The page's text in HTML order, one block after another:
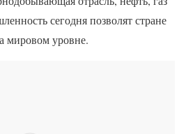
сегодня позволят стране
мировом уровне.